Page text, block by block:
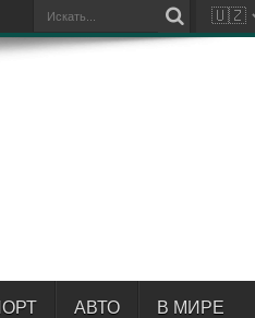
АВТО В МИРЕ